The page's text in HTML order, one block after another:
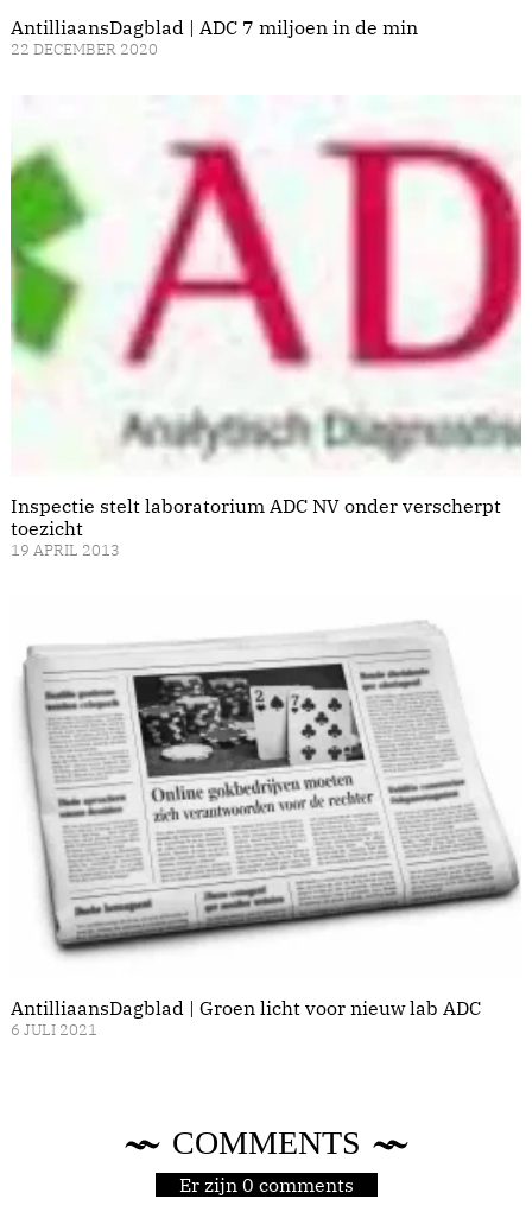
AntilliaansDagblad | ADC 7 miljoen in de min
22 DECEMBER 2020
Inspectie stelt laboratorium ADC NV onder verscherpt
toezicht
19 APRIL 2013
AntilliaansDagblad | Groen licht voor nieuw lab ADC
6 JULI 2021
COMMENTS
Er zijn 0 comments